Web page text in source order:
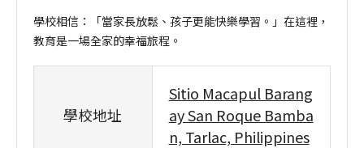
學校相信：「當家長放鬆、孩子更能快樂學習。」在這裡，
教育是一場全家的幸福旅程。
學校地址
Sitio Macapul Barang
ay San Roque Bamba
n, Tarlac, Philippines